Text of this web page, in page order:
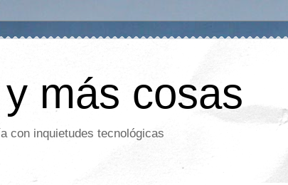
más cosas
con inquietudes tecnológicas